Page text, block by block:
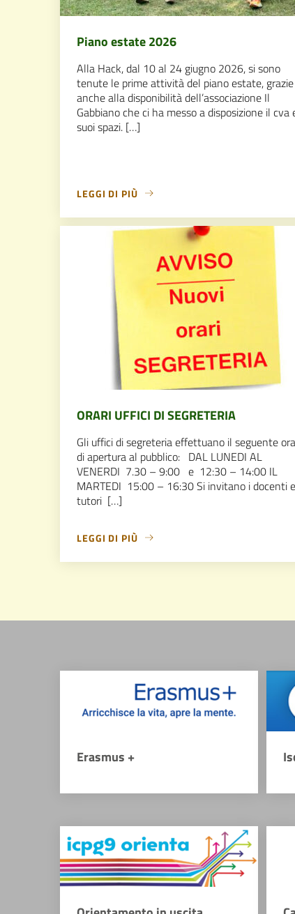
Piano estate 2026
Alla Hack, dal 10 al 24 giugno 2026, si sono
tenute le prime attività del piano estate, grazie
anche alla disponibilità dell’associazione Il
Gabbiano che ci ha messo a disposizione il cva
suoi spazi. […]
LEGGI DI PIÙ
ORARI UFFICI DI SEGRETERIA
Gli uffici di segreteria effettuano il seguente
di apertura al pubblico: DAL LUNEDI AL
VENERDI 7.30 – 9:00 e 12:30 – 14:00 IL
MARTEDI 15:00 – 16:30 Si invitano i docenti
tutori […]
LEGGI DI PIÙ
Erasmus +